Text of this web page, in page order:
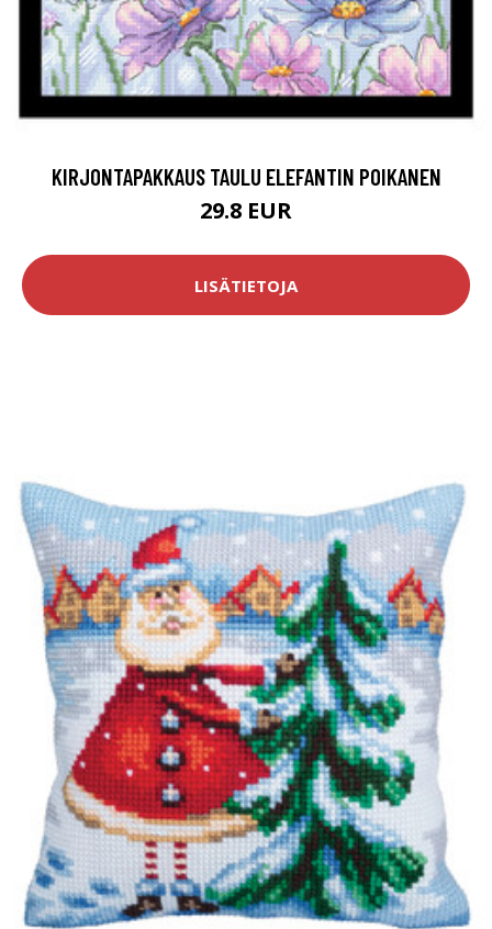
KIRJONTAPAKKAUS TAULU ELEFANTIN POIKANEN
29.8 EUR
LISÄTIETOJA